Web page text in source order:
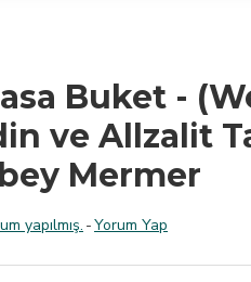
Buket -
ve Allzalit
Mermer
yapılmış. -Yorum Yap